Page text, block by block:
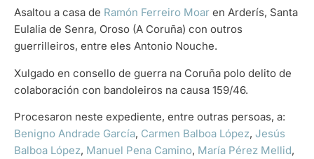
Asaltou a casa de Ramón Ferreiro Moar en Arderís, Santa
Eulalia de Senra, Oroso (A Coruña) con outros
guerrilleiros, entre eles Antonio Nouche.
Xulgado en consello de guerra na Coruña polo delito de
colaboración con bandoleiros na causa 159/46.
Procesaron neste expediente, entre outras persoas, a:
Benigno Andrade García, Carmen Balboa López, Jesús
Balboa López, Manuel Pena Camino, María Pérez Mellid,